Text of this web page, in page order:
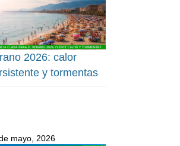
2026: calor
y tormentas
mayo, 2026